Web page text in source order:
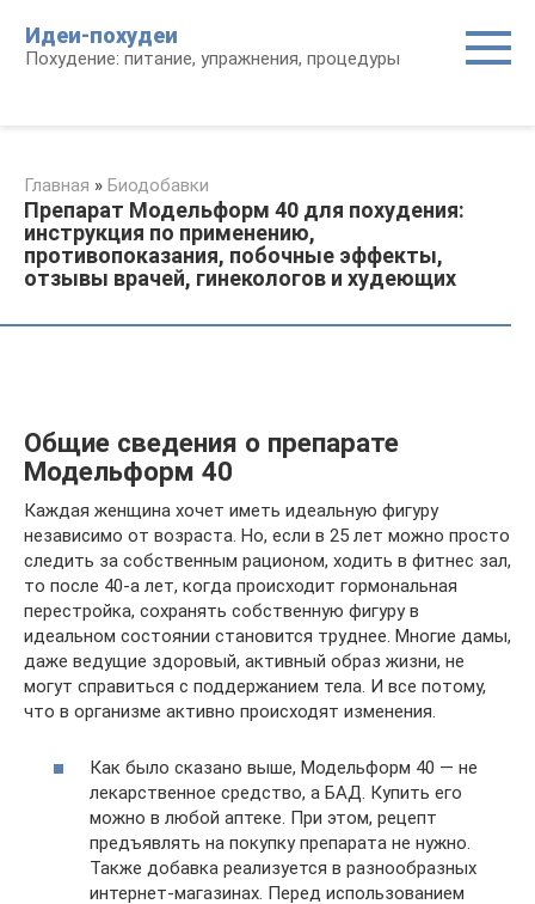
контенту
Идеи-похудеи
Похудение: питание, упражнения, процедуры
Главная » Биодобавки
Препарат Модельформ 40 для похудения:
инструкция по применению,
противопоказания, побочные эффекты,
отзывы врачей, гинекологов и худеющих
Общие сведения о препарате
Модельформ 40
Каждая женщина хочет иметь идеальную фигуру
независимо от возраста. Но, если в 25 лет можно просто
следить за собственным рационом, ходить в фитнес зал,
то после 40-а лет, когда происходит гормональная
перестройка, сохранять собственную фигуру в
идеальном состоянии становится труднее. Многие дамы,
даже ведущие здоровый, активный образ жизни, не
могут справиться с поддержанием тела. И все потому,
что в организме активно происходят изменения.
Как было сказано выше, Модельформ 40 — не
лекарственное средство, а БАД. Купить его
можно в любой аптеке. При этом, рецепт
предъявлять на покупку препарата не нужно.
Также добавка реализуется в разнообразных
интернет-магазинах. Перед использованием